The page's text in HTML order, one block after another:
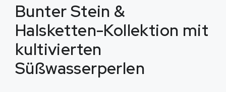
Bunter Stein &
Halsketten-Kollektion mit
kultivierten
Süßwasserperlen